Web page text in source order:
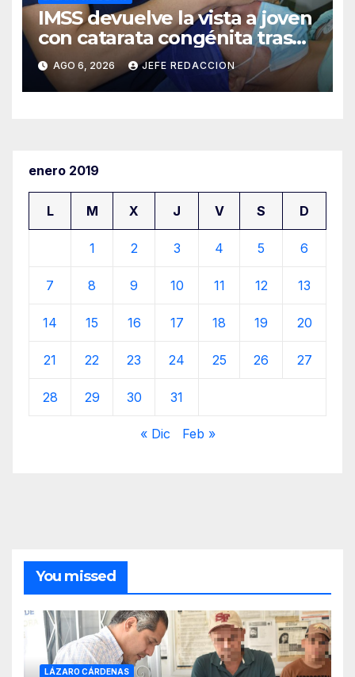
IMSS devuelve la vista a joven
con catarata congénita tras
23 años de limitación visual
AGO 6, 2026 JEFE REDACCION
enero 2019
L M X J V S D
1 2 3 4 5 6
7 8 9 10 11 12 13
14 15 16 17 18 19 20
21 22 23 24 25 26 27
28 29 30 31
« Dic Feb »
You missed
LÁZARO CÁRDENAS